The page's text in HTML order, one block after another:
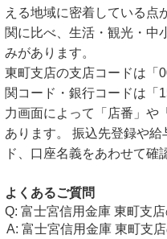
える地域に密着している点
関に比べ、生活・観光・中
みがあります。
東町支店の支店コードは「
関コード・銀行コードは「
力画面によって「店番」や
あります。 振込先登録や
ド、口座名義をあわせて確
よくあるご質問
富士宮信用金庫 東町支
富士宮信用金庫 東町支